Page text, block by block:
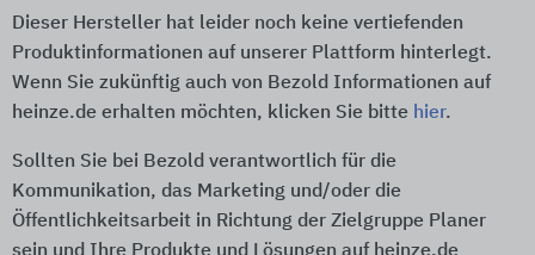
Dieser Hersteller hat leider noch keine vertiefenden
Produktinformationen auf unserer Plattform hinterlegt.
Wenn Sie zukünftig auch von Bezold Informationen auf
heinze.de erhalten möchten, klicken Sie bitte hier.
Sollten Sie bei Bezold verantwortlich für die
Kommunikation, das Marketing und/oder die
Öffentlichkeitsarbeit in Richtung der Zielgruppe Planer